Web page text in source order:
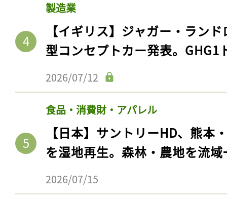
製造業
【イギリス】ジャガー・ラン
型コンセプトカー発表。GHG1
2026/07/12
食品・消費財・アパレル
【日本】サントリーHD、熊本
を湿地再生。森林・農地を流
2026/07/15